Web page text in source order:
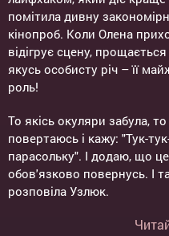
помітила дивну
кінопроб. Коли Олена
відігрує сцену,
якусь особисту річ – її
роль!
То якісь окуляри забула,
повертаюсь і кажу: "Тук-
парасольку". І додаю, що
обов'язково повернусь. І
розповіла Узлюк.